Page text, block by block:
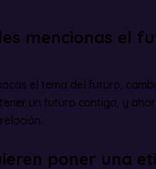
mencionas el
el tema del futuro,
un futuro contigo, y
poner una